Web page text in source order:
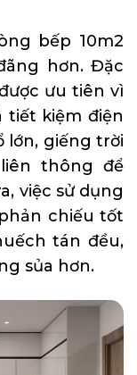
bếp 10m2
hơn. Đặc
ưu tiên vì
tiết kiệm điện
lớn, giếng trời
thông để
việc sử dụng
chiếu tốt
tán đều,
sủa hơn.